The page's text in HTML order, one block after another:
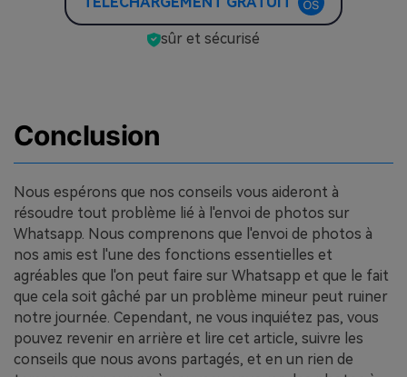
sûr et sécurisé
Conclusion
Nous espérons que nos conseils vous aideront à
résoudre tout problème lié à l'envoi de photos sur
Whatsapp. Nous comprenons que l'envoi de photos à
nos amis est l'une des fonctions essentielles et
agréables que l'on peut faire sur Whatsapp et que le fait
que cela soit gâché par un problème mineur peut ruiner
notre journée. Cependant, ne vous inquiétez pas, vous
pouvez revenir en arrière et lire cet article, suivre les
conseils que nous avons partagés, et en un rien de